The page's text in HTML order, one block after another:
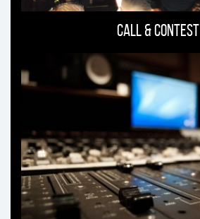
Call & Contest